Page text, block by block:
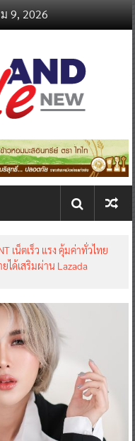
9, 2026
เน็ตเร็ว แรง คุ้มค่าทั่วไทย
ได้เสริมผ่าน Lazada